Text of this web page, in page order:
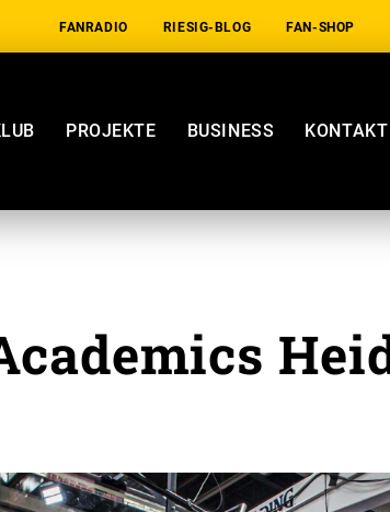
FANRADIO RIESIG-BLOG FAN-SHOP
PROJEKTE BUSINESS KONTAKT